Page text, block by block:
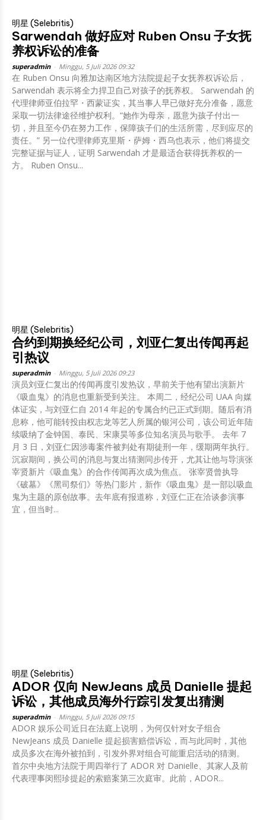
明星 (Selebritis)
Sarwendah 做好应对 Ruben Onsu 子女抚
养权诉讼的准备
superadmin Minggu, 5 Juli 2026 09:32
在 Ruben Onsu 向雅加达南区地方法院提起子女抚养权诉讼后，
Sarwendah 表示将全力捍卫自己对孩子的抚养权。 Sarwendah 的
代理律师亚伯拉罕・西蒙证实，其当事人早已做好充分准备，愿意
采取一切法律途径维护权利。“她作为母亲，愿意为孩子付出一
切，并且至今仍在努力工作，保障孩子们的生活所需，尽到应尽的
责任。” 另一位代理律师克里斯・萨姆・西乌也表示，他们将提交
完整证据与证人，证明 Sarwendah 才是最适合获得抚养权的一
方。 Ruben Onsu...
明星 (Selebritis)
合约到期换经纪公司，刘亚仁复出传闻再起
引热议
superadmin Minggu, 5 Juli 2026 09:23
演员刘亚仁复出的传闻再度引发热议，早前关于他有望出演新片
《吸血鬼》的消息也重新受到关注。 本周二，经纪公司 UAA 向媒
体证实，与刘亚仁自 2014 年起的专属合约已正式到期。随后有消
息称，他可能转投由权志龙等艺人所属的银河公司，该公司近年陆
续吸纳了金钟国、泰民、宋康昊等多位知名演员与歌手。 去年 7
月 3 日，刘亚仁因涉毒案件被判处有期徒刑一年，缓期两年执行。
沉寂期间，换公司的消息与复出猜测同步传开，尤其让他与导演张
宰贤新片《吸血鬼》的合作传闻再次成为焦点。 张宰贤曾执导
《破墓》《黑司祭们》等热门影片，新作《吸血鬼》是一部以吸血
鬼为主题的原创故事。去年底有报道称，刘亚仁正在洽谈参演事
宜，但当时...
明星 (Selebritis)
ADOR 仅向 NewJeans 成员 Danielle 提起
诉讼，其他成员海外行踪引发复出猜测
superadmin Minggu, 5 Juli 2026 09:15
ADOR 娱乐公司近日在法庭上说明，为何仅针对女子组合
NewJeans 成员 Danielle 提起损害赔偿诉讼，而与此同时，其他
成员多次在海外被拍到，引发外界对组合可能重启活动的猜测。
首尔中央地方法院于周四举行了 ADOR 对 Danielle、其家人及前
代表理事闵熙珍提起的索赔案第三次庭审。此前，ADOR...